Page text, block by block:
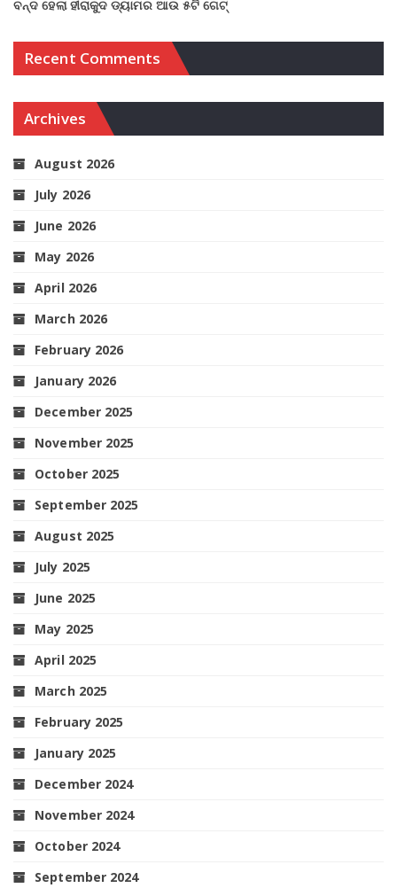
ବନ୍ଦ ହେଲା ହୀରାକୁଦ ଡ୍ୟାମର ଆଉ ୫ଟି ଗେଟ୍
Recent Comments
Archives
August 2026
July 2026
June 2026
May 2026
April 2026
March 2026
February 2026
January 2026
December 2025
November 2025
October 2025
September 2025
August 2025
July 2025
June 2025
May 2025
April 2025
March 2025
February 2025
January 2025
December 2024
November 2024
October 2024
September 2024